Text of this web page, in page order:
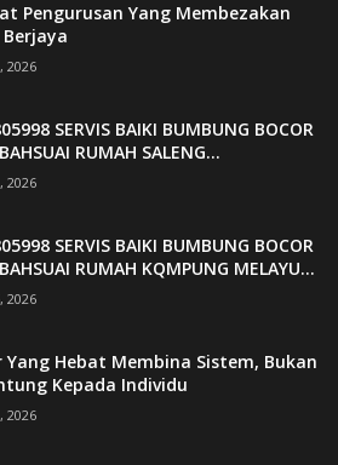
Pengurusan Yang Membezakan
Berjaya
2026
SERVIS BAIKI BUMBUNG BOCOR
RUMAH SALENG...
2026
SERVIS BAIKI BUMBUNG BOCOR
RUMAH KQMPUNG MELAYU...
2026
Yang Hebat Membina Sistem, Bukan
Kepada Individu
2026